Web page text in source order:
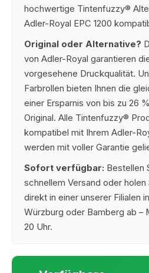
hochwertige Tintenfuzzy®
Adler-Royal EPC 1200
Original oder Alternative?
von Adler-Royal garantieren
vorgesehene Druckqualität.
Farbrollen bieten Ihnen die
einer Ersparnis von bis zu 26
Original. Alle Tintenfuzzy®
kompatibel mit Ihrem Adler-
werden mit voller Garantie
Sofort verfügbar: Bestellen
schnellem Versand oder holen
direkt in einer unserer Filialen
Würzburg oder Bamberg ab –
20 Uhr.